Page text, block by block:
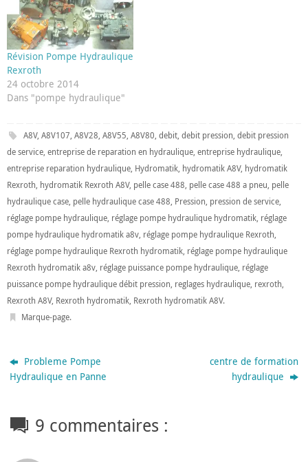
Révision Pompe Hydraulique
Rexroth
24 octobre 2014
Dans "pompe hydraulique"
A8V, A8V107, A8V28, A8V55, A8V80, debit, debit pression, debit pression
de service, entreprise de reparation en hydraulique, entreprise hydraulique,
entreprise reparation hydraulique, Hydromatik, hydromatik A8V, hydromatik
Rexroth, hydromatik Rexroth A8V, pelle case 488, pelle case 488 a pneu, pelle
hydraulique case, pelle hydraulique case 488, Pression, pression de service,
réglage pompe hydraulique, réglage pompe hydraulique hydromatik, réglage
pompe hydraulique hydromatik a8v, réglage pompe hydraulique Rexroth,
réglage pompe hydraulique Rexroth hydromatik, réglage pompe hydraulique
Rexroth hydromatik a8v, réglage puissance pompe hydraulique, réglage
puissance pompe hydraulique débit pression, reglages hydraulique, rexroth,
Rexroth A8V, Rexroth hydromatik, Rexroth hydromatik A8V.
Marque-page.
Probleme Pompe
Hydraulique en Panne
centre de formation
hydraulique
9 commentaires :